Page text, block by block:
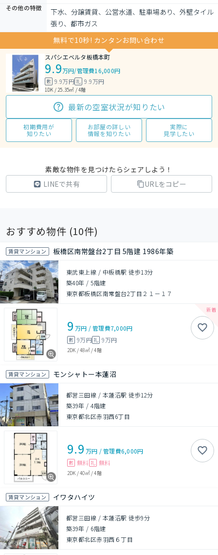
その他の特徴
下水、分譲賃貸、公営水道、駐車場あり、外壁タイル
張り、都市ガス
無料で10秒! カンタンお問い合わせ
スパシエベルタ板橋本町
9.9万円/管理費16,000円
敷 9.9万円礼 9.9万円
1DK / 25.35㎡ / 4階
最新の空室状況が知りたい
初期費用が
知りたい
お部屋の詳しい
情報を知りたい
実際に
見学したい
素敵な物件を見つけたらシェアしよう！
LINEで共有
URLをコピー
おすすめ物件 (10件)
賃貸マンション 板橋区南常盤台2丁目 5階建 1986年築
東武東上線 / 中板橋駅 徒歩13分
築40年 /5階建
東京都板橋区南常盤台2丁目２１－１７
9 万円 /管理費7,000円
敷 9万円礼 9万円
2DK /48㎡/4階
賃貸マンション モンシャトー本蓮沼
都営三田線 / 本蓮沼駅 徒歩12分
築39年 /4階建
東京都北区赤羽西6丁目
9.9 万円 /管理費6,000円
敷 無料 礼 無料
2DK /40㎡/4階
賃貸マンション イワタハイツ
都営三田線 / 本蓮沼駅 徒歩9分
築39年 / 6階建
東京都北区赤羽西６丁目